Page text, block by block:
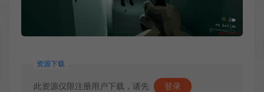
资源下载
此资源仅限注册用户下载，请先 登录